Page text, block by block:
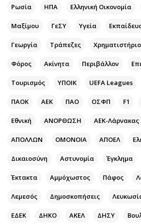
Money Review
AstroBank Properties
Ενέργεια
Ναυτιλία
Περιβάλλον
Κόσμος
Παράξενα
Θέατρο-Χορός
Μουσική
Χειρόγραφα
Media
Uncut
Ρωσία ΗΠΑ Ελληνική Οικονομία
Μαξίμου ΓεΣΥ Υγεία
Γεωργία Τράπεζες Χρηματιστήριο
Φόρος Ακίνητα Περιβάλλον
Τουρισμός ΥΠΟΙΚ UEFA Leagues
ΠΑΟΚ ΑΕΚ ΠΑΟ ΟΣΦΠ F1
Εθνική ΑΝΟΡΘΩΣΗ ΑΕΚ-Λάρνακας
ΑΠΟΛΛΩΝ ΟΜΟΝΟΙΑ ΑΠΟΕΛ
Δικαιοσύνη Αστυνομία Έγκλημα
Έκτακτα Αμμόχωστος Πάφος
Λεμεσός Δημοσκοπήσεις
ΕΔΕΚ ΔΗΚΟ ΑΚΕΛ ΔΗΣΥ